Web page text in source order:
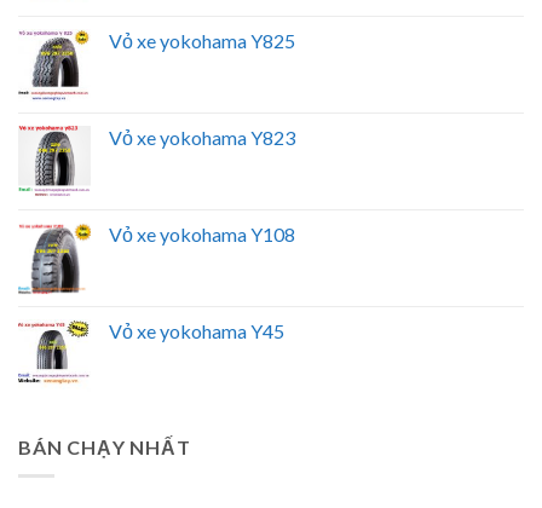
Vỏ xe yokohama Y825
Vỏ xe yokohama Y823
Vỏ xe yokohama Y108
Vỏ xe yokohama Y45
BÁN CHẠY NHẤT